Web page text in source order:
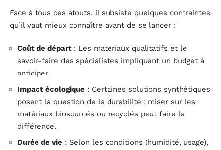
Face à tous ces atouts, il subsiste quelques contraintes
qu’il vaut mieux connaître avant de se lancer :
Coût de départ : Les matériaux qualitatifs et le
savoir-faire des spécialistes impliquent un budget à
anticiper.
Impact écologique : Certaines solutions synthétiques
posent la question de la durabilité ; miser sur les
matériaux biosourcés ou recyclés peut faire la
différence.
Durée de vie : Selon les conditions (humidité, usage),